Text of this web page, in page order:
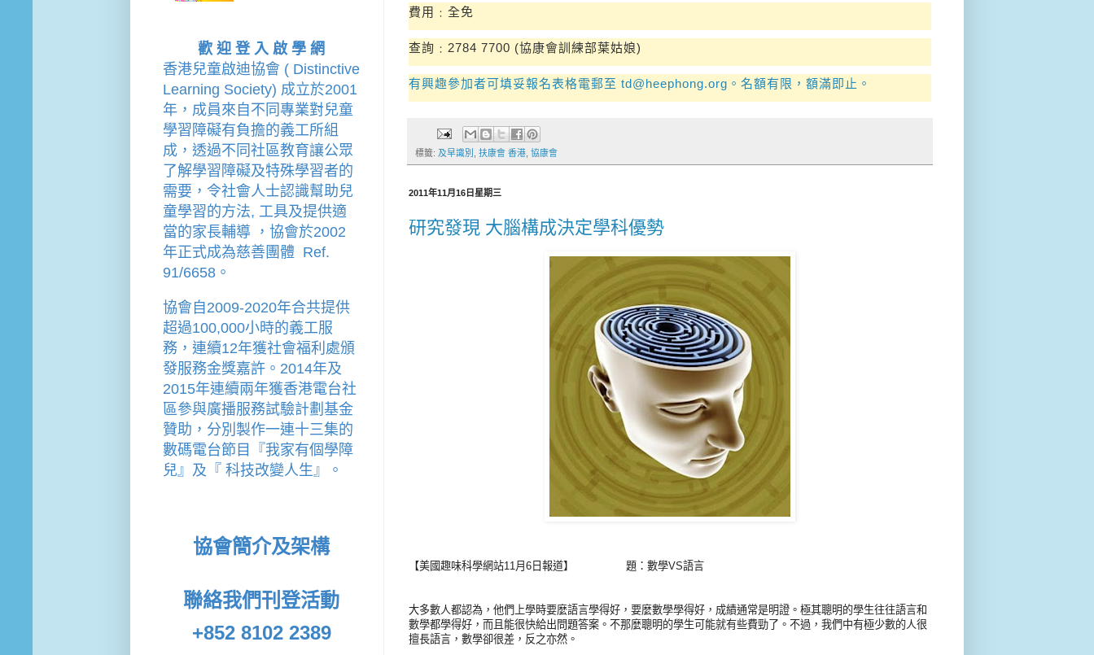
費用﹕全免
查詢﹕2784 7700 (協康會訓練部葉姑娘)
有興趣參加者可填妥報名表格電郵至 td@heephong.org。名額有限，額滿即止。
標籤: 及早識別 扶康會 香港 協康會
2011年11月16日星期三
研究發現 大腦構成決定學科優勢
【美國趣味科學網站11月6日報道】 題：數學VS語言
大多數人都認為，他們上學時要麼語言學得好，要麼數學學得好，成績通常是明證。極其聰明的學生往往語言和
數學都學得好，而且能很快給出問題答案。不那麼聰明的學生可能就有些費勁了。不過，我們中有極少數的人很
擅長語言，數學卻很差，反之亦然。
歡 迎 登 入 啟 學 網
香港兒童啟迪協會 ( Distinctive
Learning Society) 成立於2001
年，成員來自不同專業對兒童
學習障礙有負擔的義工所組
成，透過不同社區教育讓公眾
了解學習障礙及特殊學習者的
需要，令社會人士認識幫助兒
童學習的方法, 工具及提供適
當的家長輔導
， 協會於2002
年正式成為慈善團體  Ref.
91/6658。
協會 自2009-2020年合共提供
超過100,000小時的義工服
務，連續12年獲社會福利處頒
發服務金獎嘉許。 2014年及
2015年連續兩年獲香港電台社
區參與廣播服務試驗計劃基金
贊助，分別製作一連十三集的
數碼電台節目『我家有個學障
兒』及『 科技改變人生』。
協會簡介及架構
聯絡我們刊登活動
+852 8102 2389